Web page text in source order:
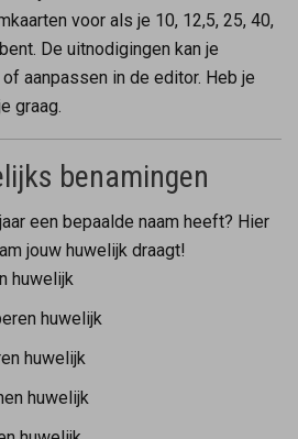
voor als je 10, 12,5, 25, 40,
bent. De uitnodigingen kan je
aanpassen in de editor. Heb je
graag.
benamingen
een bepaalde naam heeft? Hier
jouw huwelijk draagt!
huwelijk
huwelijk
huwelijk
huwelijk